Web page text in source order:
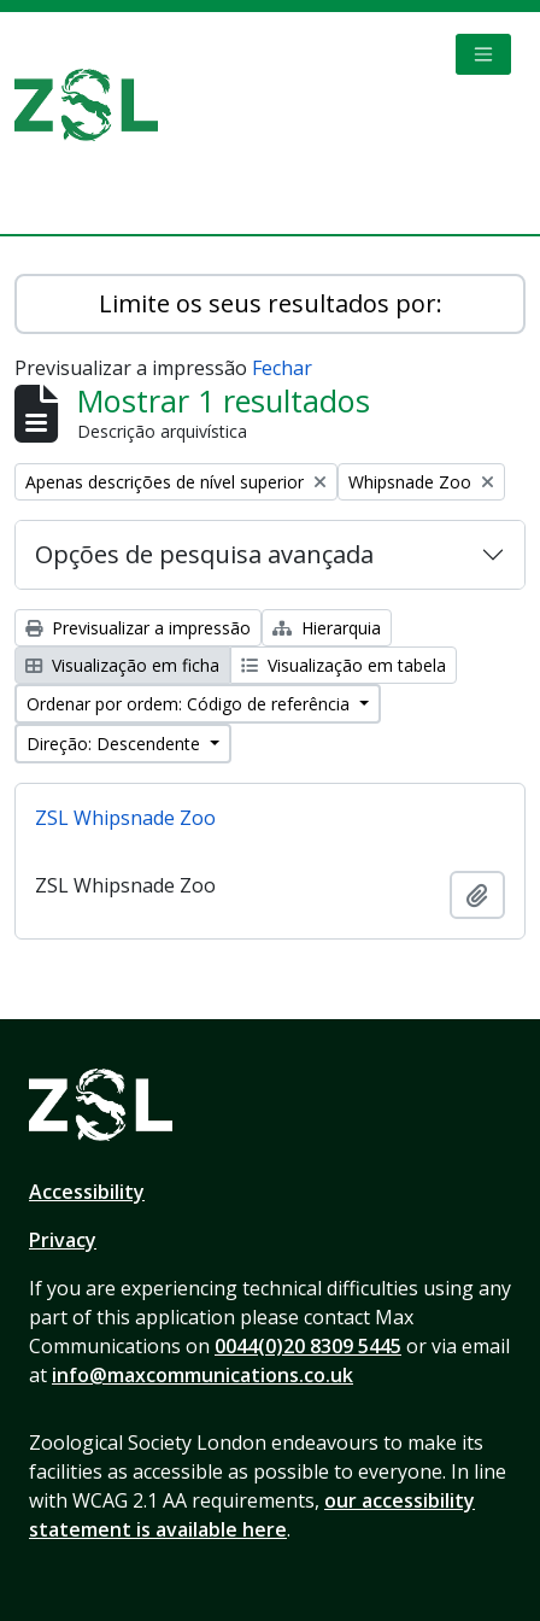
Limite os seus resultados por:
Previsualizar a impressão Fechar
Mostrar 1 resultados
Descrição arquivística
Remove filter:
Apenas descrições de nível superior Remove filter:
Whipsnade Zoo
Opções de pesquisa avançada
Previsualizar a impressão
Hierarquia
Visualização em ficha
Visualização em tabela
Ordenar por ordem: Código de referência
Direção: Descendente
ZSL Whipsnade Zoo
ZSL Whipsnade Zoo
Accessibility
Privacy
If you are experiencing technical difficulties using any
part of this application please contact Max
Communications on 0044(0)20 8309 5445 or via email
at info@maxcommunications.co.uk
Zoological Society London endeavours to make its
facilities as accessible as possible to everyone. In line
with WCAG 2.1 AA requirements, our accessibility
statement is available here.